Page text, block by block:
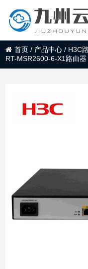
首页 / 产品中心 / H3C
RT-MSR2600-6-X1路由器